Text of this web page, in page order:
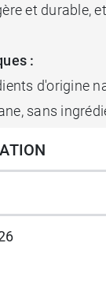
et durable,
:
d'origine
sans
pas
:flacon de